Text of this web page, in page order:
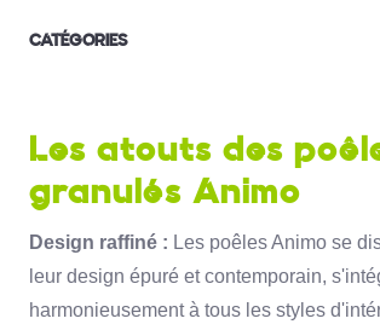
CATÉGORIES
Les atouts des
granulés Animo
Design raffiné : Les poêles Animo se
leur design épuré et contemporain,
harmonieusement à tous les styles